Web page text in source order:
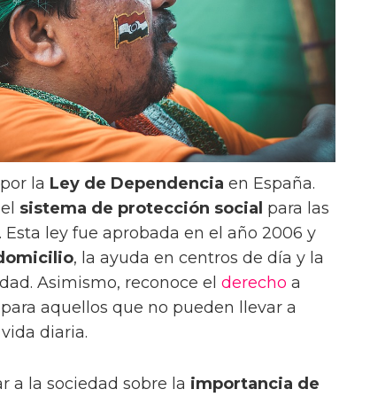
por la Ley de Dependencia en España.
sistema de protección social para las
ley fue aprobada en el año 2006 y
, la ayuda en centros de día y la
Asimismo, reconoce el derecho a
para aquellos que no pueden llevar a
diaria.
a la sociedad sobre la importancia de